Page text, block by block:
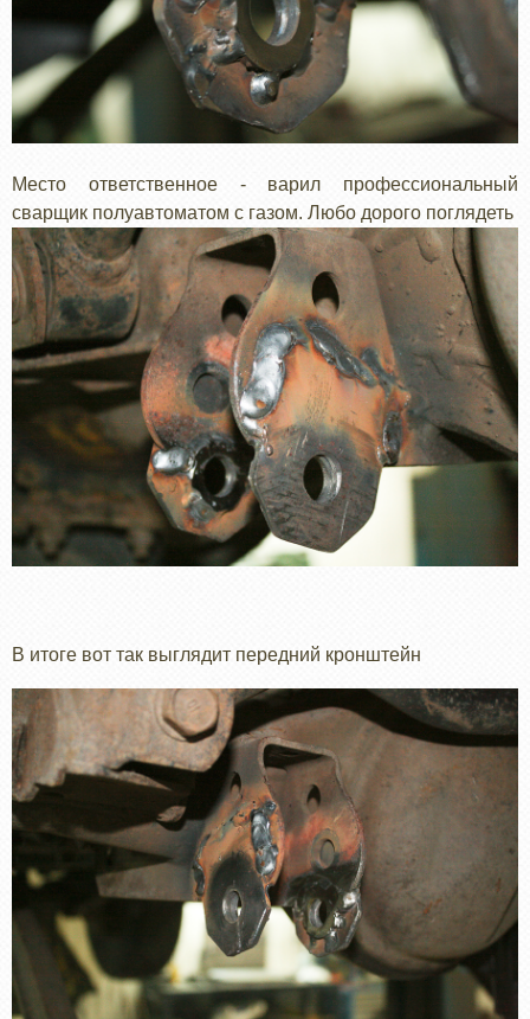
Место ответственное - варил профессиональный
сварщик полуавтоматом с газом. Любо дорого поглядеть
В итоге вот так выглядит передний кронштейн